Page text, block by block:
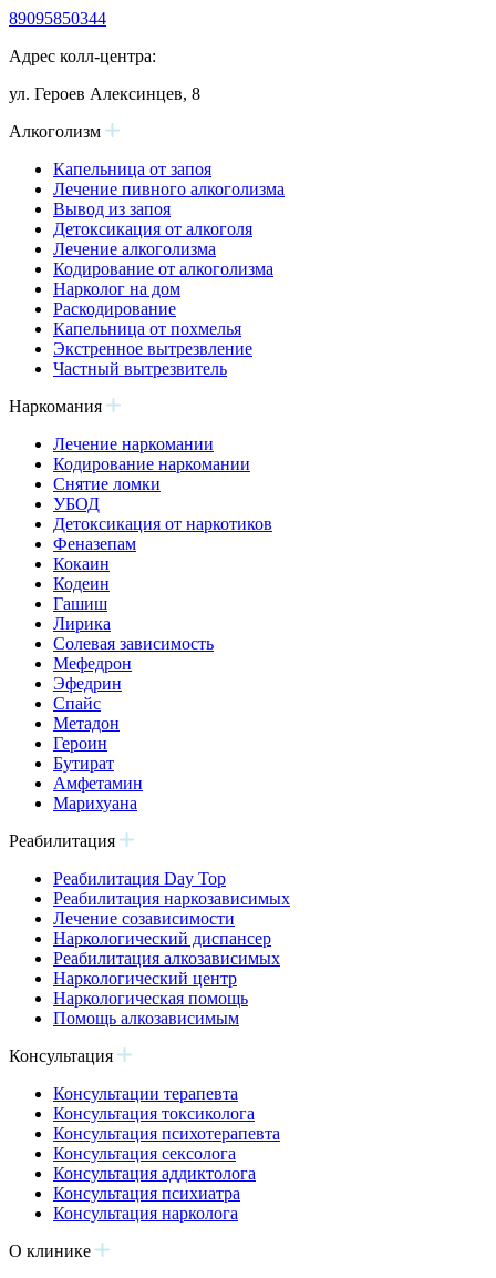
89095850344
Адрес колл-центра:
ул. Героев Алексинцев, 8
Алкоголизм
Капельница от запоя
Лечение пивного алкоголизма
Вывод из запоя
Детоксикация от алкоголя
Лечение алкоголизма
Кодирование от алкоголизма
Нарколог на дом
Раскодирование
Капельница от похмелья
Экстренное вытрезвление
Частный вытрезвитель
Наркомания
Лечение наркомании
Кодирование наркомании
Снятие ломки
УБОД
Детоксикация от наркотиков
Феназепам
Кокаин
Кодеин
Гашиш
Лирика
Солевая зависимость
Мефедрон
Эфедрин
Спайс
Метадон
Героин
Бутират
Амфетамин
Марихуана
Реабилитация
Реабилитация Day Top
Реабилитация наркозависимых
Лечение созависимости
Наркологический диспансер
Реабилитация алкозависимых
Наркологический центр
Наркологическая помощь
Помощь алкозависимым
Консультация
Консультации терапевта
Консультация токсиколога
Консультация психотерапевта
Консультация сексолога
Консультация аддиктолога
Консультация психиатра
Консультация нарколога
О клинике